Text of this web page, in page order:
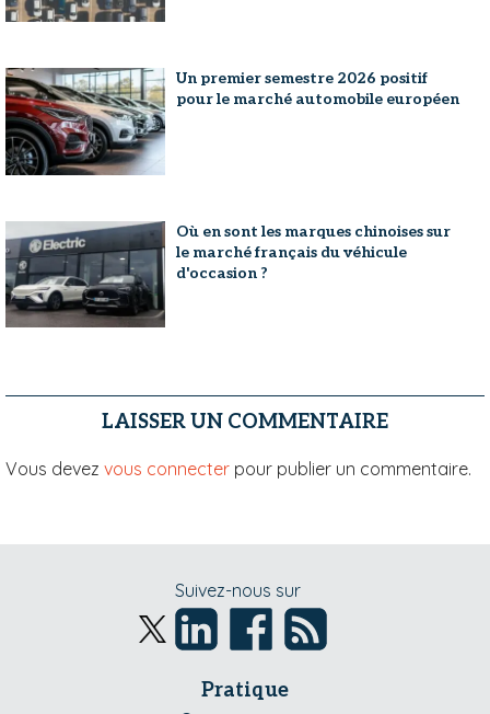
Un premier semestre 2026 positif
pour le marché automobile européen
Où en sont les marques chinoises sur
le marché français du véhicule
d'occasion ?
LAISSER UN COMMENTAIRE
Vous devez vous connecter pour publier un commentaire.
Suivez-nous sur
Pratique